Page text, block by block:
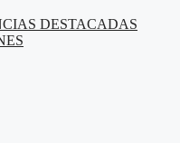
DESTACADAS